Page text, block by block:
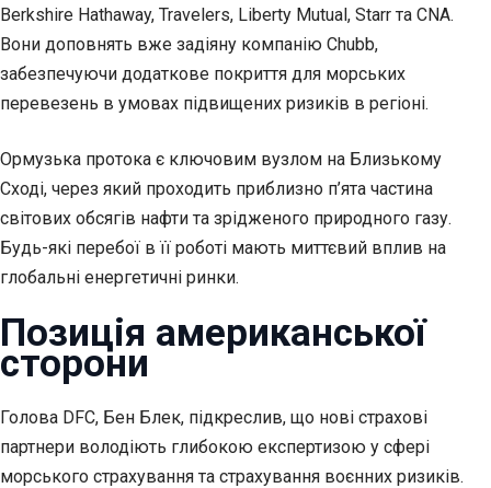
Berkshire Hathaway, Travelers, Liberty Mutual, Starr та CNA.
Вони доповнять вже задіяну компанію Chubb,
забезпечуючи додаткове покриття для морських
перевезень в умовах підвищених ризиків в регіоні.
Ормузька протока є ключовим вузлом на Близькому
Сході, через який проходить приблизно п’ята частина
світових обсягів нафти та зрідженого природного газу.
Будь-які перебої в її роботі мають миттєвий вплив на
глобальні енергетичні ринки.
Позиція американської
сторони
Голова DFC, Бен Блек, підкреслив, що нові страхові
партнери володіють глибокою експертизою у сфері
морського страхування та страхування воєнних ризиків.